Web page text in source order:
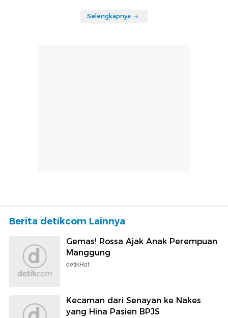
Selengkapnya
Berita detikcom Lainnya
Gemas! Rossa Ajak Anak Perempuan
Manggung
detikHot
Kecaman dari Senayan ke Nakes
yang Hina Pasien BPJS